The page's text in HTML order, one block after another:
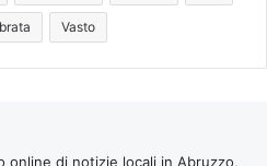
Vasto
online di notizie locali in Abruzzo,